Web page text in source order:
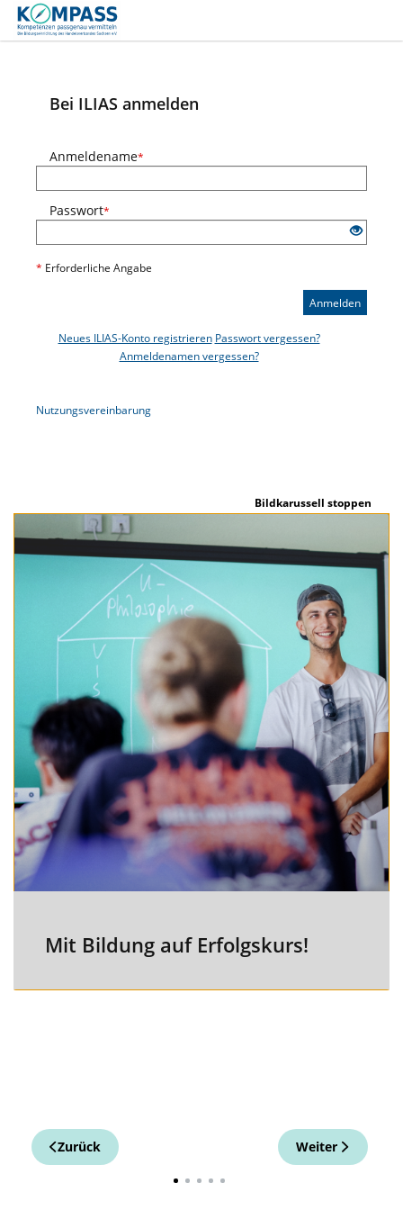
Bei ILIAS anmelden
Anmeldename*
Passwort*
* Erforderliche Angabe
Anmelden
Neues ILIAS-Konto registrieren Passwort vergessen?
Anmeldenamen vergessen?
Nutzungsvereinbarung
Bildkarussell stoppen
Zurück Weiter
Mit Bildung auf Erfolgskurs!